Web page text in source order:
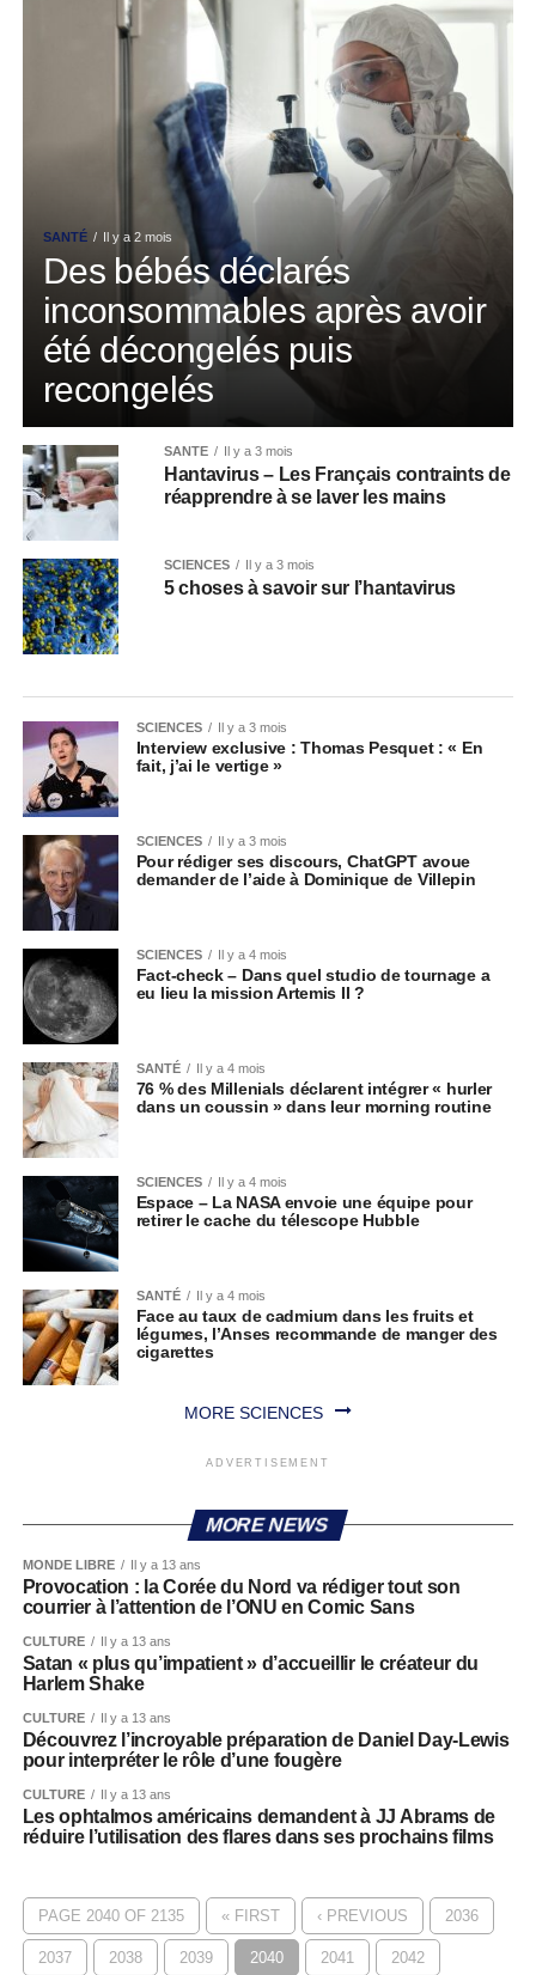
SANTÉ Il y a 2 mois
Des bébés déclarés
inconsommables après avoir
été décongelés puis
recongelés
SANTÉ Il y a 3 mois
Hantavirus – Les Français contraints de
réapprendre à se laver les mains
SCIENCES Il y a 3 mois
5 choses à savoir sur l’hantavirus
SCIENCES Il y a 3 mois
Interview exclusive : Thomas Pesquet : « En
fait, j’ai le vertige »
SCIENCES Il y a 3 mois
Pour rédiger ses discours, ChatGPT avoue
demander de l’aide à Dominique de Villepin
SCIENCES Il y a 4 mois
Fact-check – Dans quel studio de tournage a
eu lieu la mission Artemis II ?
SANTÉ Il y a 4 mois
76 % des Millenials déclarent intégrer « hurler
dans un coussin » dans leur morning routine
SCIENCES Il y a 4 mois
Espace – La NASA envoie une équipe pour
retirer le cache du télescope Hubble
SANTÉ Il y a 4 mois
Face au taux de cadmium dans les fruits et
légumes, l’Anses recommande de manger des
cigarettes
MORE SCIENCES
ADVERTISEMENT
MORE NEWS
MONDE LIBRE Il y a 13 ans
Provocation : la Corée du Nord va rédiger tout son
courrier à l’attention de l’ONU en Comic Sans
CULTURE Il y a 13 ans
Satan « plus qu’impatient » d’accueillir le créateur du
Harlem Shake
CULTURE Il y a 13 ans
Découvrez l’incroyable préparation de Daniel Day-Lewis
pour interpréter le rôle d’une fougère
CULTURE Il y a 13 ans
Les ophtalmos américains demandent à JJ Abrams de
réduire l’utilisation des flares dans ses prochains films
PAGE 2040 OF 2135 « FIRST ‹ PREVIOUS 2036
2037 2038 2039 2040 2041 2042